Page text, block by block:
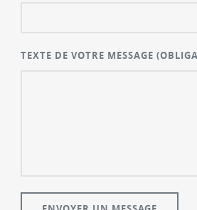
TEXTE DE VOTRE MESSAGE